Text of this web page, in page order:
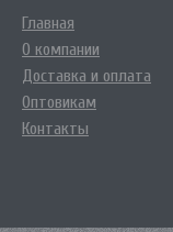
Главная
О компании
Доставка и оплата
Оптовикам
Контакты